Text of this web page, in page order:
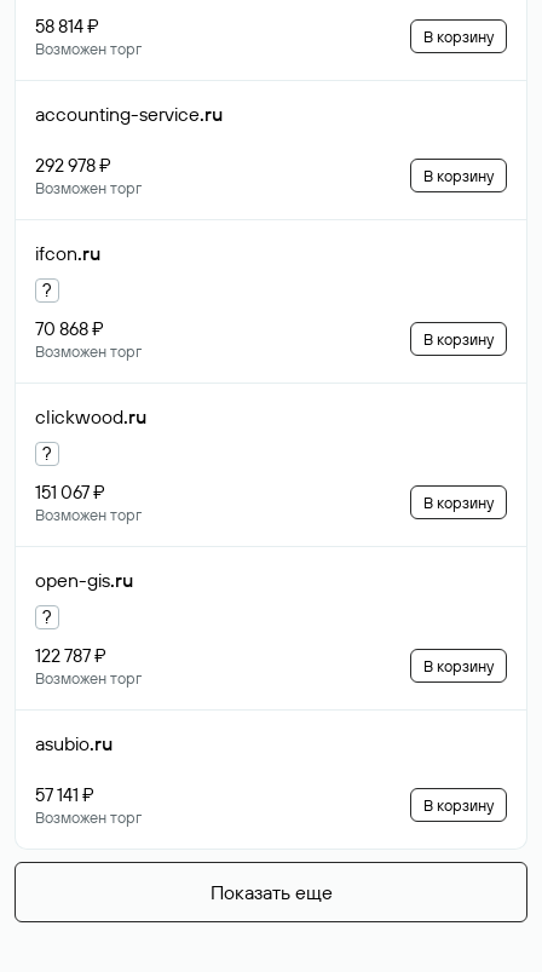
58 814 ₽
Возможен торг
В корзину
accounting-service.ru
292 978 ₽
Возможен торг
В корзину
ifcon.ru
?
70 868 ₽
Возможен торг
В корзину
clickwood.ru
?
151 067 ₽
Возможен торг
В корзину
open-gis.ru
?
122 787 ₽
Возможен торг
В корзину
asubio.ru
57 141 ₽
Возможен торг
В корзину
Показать еще